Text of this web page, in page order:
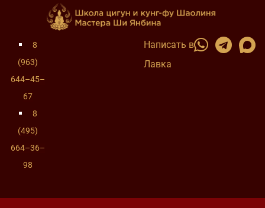
8
(963)
644–45–
67
8
(495)
664–36–
98
Написать в
Лавка